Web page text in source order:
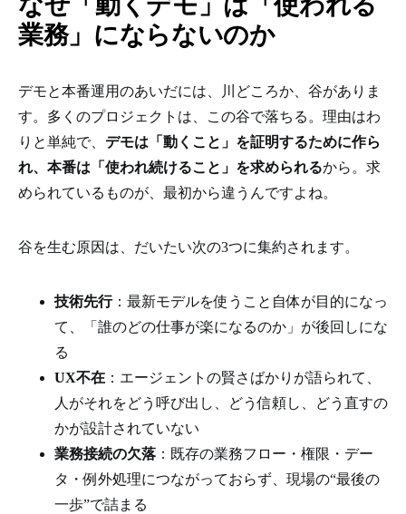
業務」にならないのか
デモと本番運用のあいだには、川どころか、谷がありま
す。多くのプロジェクトは、この谷で落ちる。理由はわ
りと単純で、 デモは「動くこと」を証明するために作ら
れ、本番は「使われ続けること」を求められるから。求
められているものが、最初から違うんですよね。
谷を生む原因は、だいたい次の3つに集約されます。
技術先行：最新モデルを使うこと自体が目的になっ
て、「誰のどの仕事が楽になるのか」が後回しにな
る
UX不在 ：エージェントの賢さばかりが語られて、
人がそれをどう呼び出し、どう信頼し、どう直すの
かが設計されていない
業務接続の欠落 ：既存の業務フロー・権限・デー
タ・例外処理につながっておらず、現場の“最後の
一歩”で詰まる